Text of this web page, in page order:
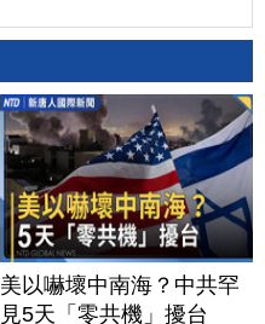
美以嚇壞中南海？中共罕
見5天「零共機」擾台